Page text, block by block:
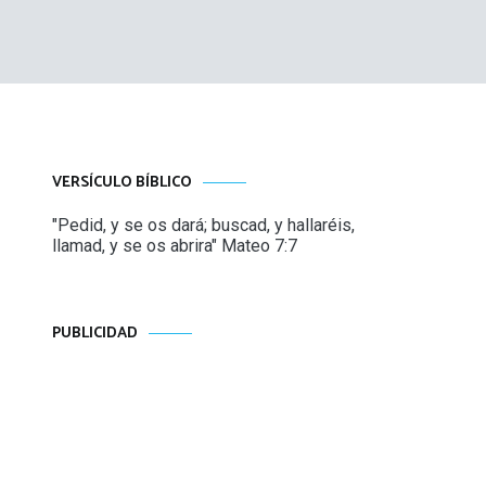
VERSÍCULO BÍBLICO
"Pedid, y se os dará; buscad, y hallaréis,
llamad, y se os abrira" Mateo 7:7
PUBLICIDAD